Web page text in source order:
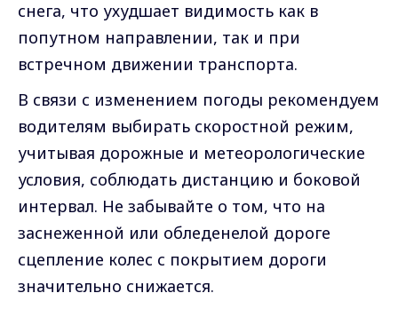
снега, что ухудшает видимость как в
попутном направлении, так и при
встречном движении транспорта.
В связи с изменением погоды рекомендуем
водителям выбирать скоростной режим,
учитывая дорожные и метеорологические
условия, соблюдать дистанцию и боковой
интервал. Не забывайте о том, что на
заснеженной или обледенелой дороге
сцепление колес с покрытием дороги
значительно снижается.